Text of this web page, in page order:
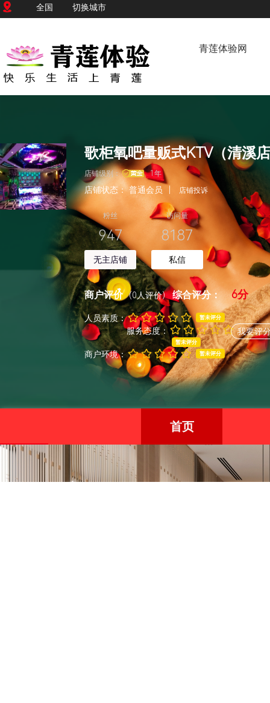
全国 切换城市
青莲体验网
歌柜氧吧量贩式KTV（清溪
店铺级别： 1年
店铺状态：普通会员 店铺投诉
粉丝
947
无主店铺
访问量
8187
私信
商户评价 (0人评价)综合评分： 6分
人员素质： 暂未评分
服务态度：
暂未评分
商户环境： 暂未评分
我要评
首页